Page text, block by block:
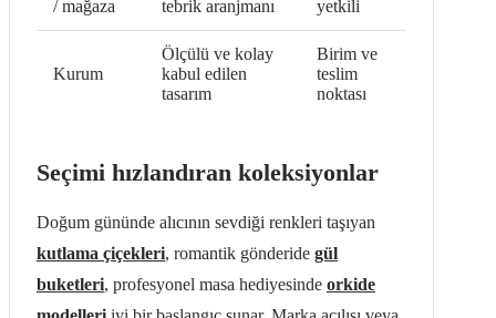
/ mağaza
tebrik aranjmanı
yetkili
Kurum
Ölçülü ve kolay
kabul edilen
tasarım
Birim ve
teslim
noktası
Seçimi hızlandıran koleksiyonlar
Doğum gününde alıcının sevdiği renkleri taşıyan
kutlama çiçekleri, romantik gönderide gül
buketleri, profesyonel masa hediyesinde orkide